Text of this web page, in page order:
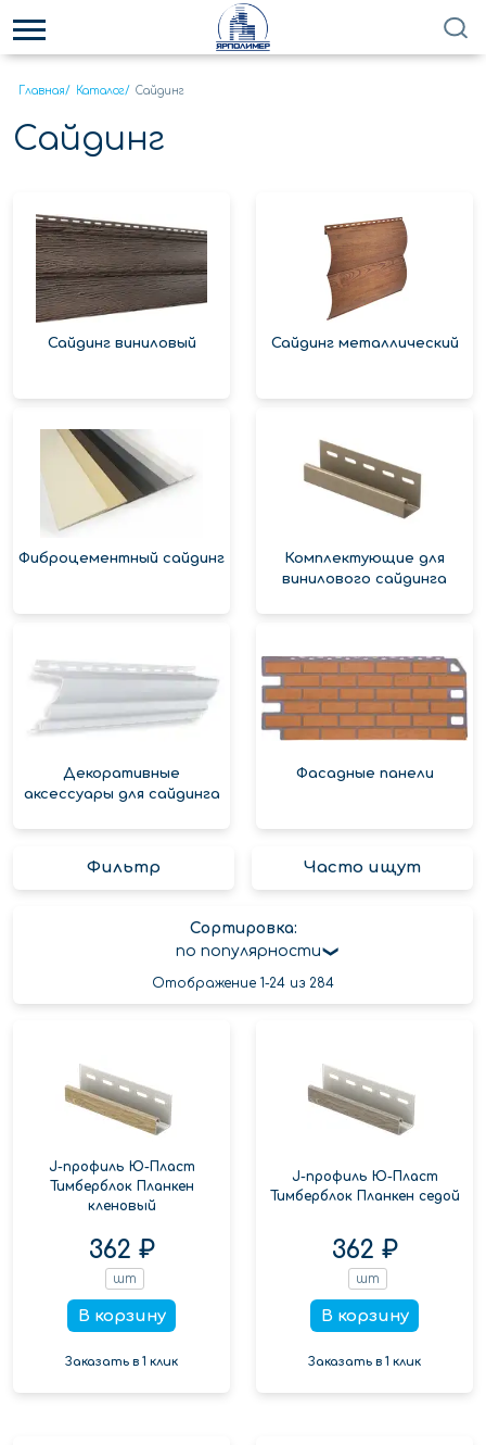
Главная/ Каталог/ Сайдинг
Сайдинг
Сайдинг виниловый Сайдинг металлический
Фиброцементный сайдинг
Комплектующие для
винилового сайдинга
Декоративные
аксессуары для сайдинга
Фасадные панели
Фильтр Часто ищут
Сортировка:
по популярности
Отображение 1-24 из 284
J-профиль Ю-Пласт
Тимберблок Планкен
кленовый
362 ₽
шт
В корзину
Заказать в 1 клик
J-профиль Ю-Пласт
Тимберблок Планкен седой
362 ₽
шт
В корзину
Заказать в 1 клик